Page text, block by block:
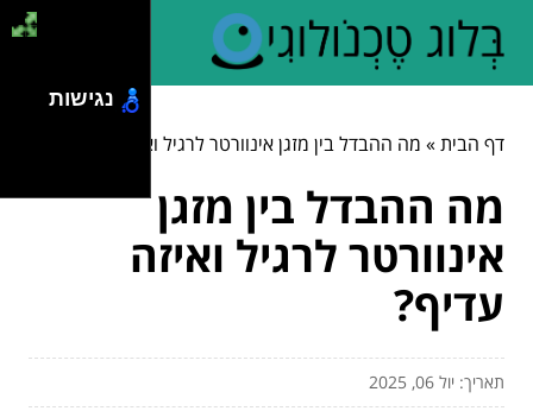
דף הבית» מה ההבדל בין מזגן אינוורטר לרגיל ואיזה עדיף?
מה ההבדל בין מזגן
אינוורטר לרגיל ואיזה
עדיף?
תאריך: יול 06, 2025
נגישות